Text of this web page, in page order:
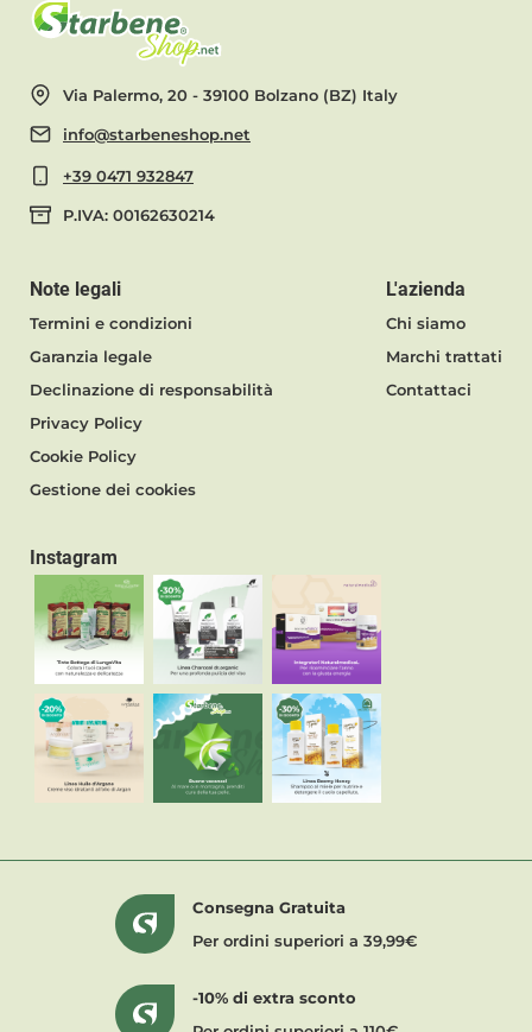
Via Palermo, 20 - 39100 Bolzano (BZ) Italy
info@starbeneshop.net
+39 0471 932847
P.IVA: 00162630214
Note legali
Termini e condizioni
Garanzia legale
Declinazione di responsabilità
Privacy Policy
Cookie Policy
Gestione dei cookies
L'azienda
Chi siamo
Marchi trattati
Contattaci
Instagram
Consegna Gratuita
Per ordini superiori a 39,99€
-10% di extra sconto